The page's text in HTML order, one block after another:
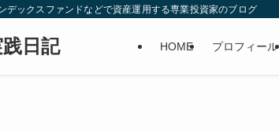
デックスファンドなどで資産運用する専業投資家のブログ
践日記 HOME プロフィール